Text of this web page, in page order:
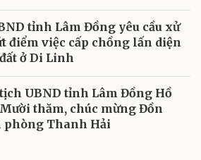
tỉnh Lâm Đồng yêu cầu xử
điểm việc cấp chồng lấn diện
ở Di Linh
UBND tỉnh Lâm Đồng Hồ
thăm, chúc mừng Đồn
phòng Thanh Hải